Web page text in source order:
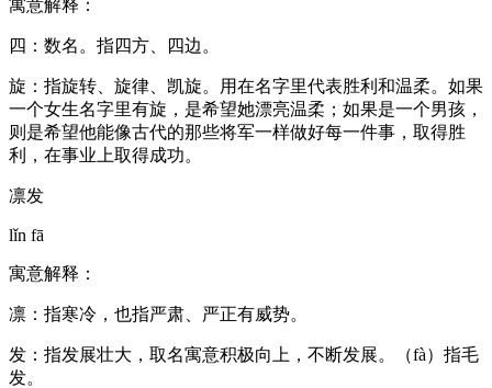
寓意解释：
四：数名。指四方、四边。
旋：指旋转、旋律、凯旋。用在名字里代表胜利和温柔。如果
一个女生名字里有旋，是希望她漂亮温柔；如果是一个男孩，
则是希望他能像古代的那些将军一样做好每一件事，取得胜
利，在事业上取得成功。
凛发
lǐn fā
寓意解释：
凛：指寒冷，也指严肃、严正有威势。
发：指发展壮大，取名寓意积极向上，不断发展。（fà）指毛
发。